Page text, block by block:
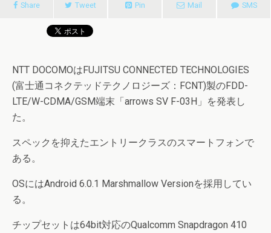
Share Tweet Pin Mail SMS
NTT DOCOMOはFUJITSU CONNECTED TECHNOLOGIES
(富士通コネクテッドテクノロジーズ：FCNT)製のFDD-
LTE/W-CDMA/GSM端末「arrows SV F-03H」を発表し
た。
スペックを抑えたエントリークラスのスマートフォンで
ある。
OSにはAndroid 6.0.1 Marshmallow Versionを採用してい
る。
チップセットは64bit対応のQualcomm Snapdragon 410